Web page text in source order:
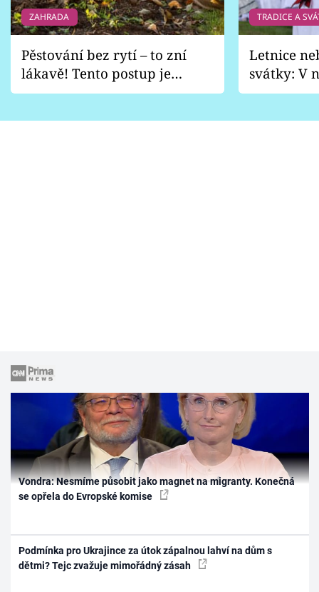
ZAHRADA
Pěstování bez rytí – to zní
lákavě! Tento postup je
vhodný jen pro některé
TRADICE A
Letnice
svátky: V
pondělí
Vondra: Nesmíme působit jako magnet na migranty. Konečná
se opřela do Evropské komise
Podmínka pro Ukrajince za útok zápalnou lahví na dům s
dětmi? Tejc zvažuje mimořádný zásah